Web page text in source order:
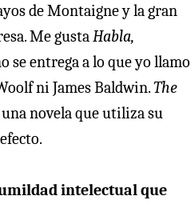
de Montaigne y la gran
Me gustaHabla,
se entrega a lo que yo llamo
ni James Baldwin.The
una novela que utiliza su
intelectual que